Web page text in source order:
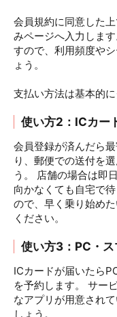
会員規約に同意した
みページへ入力しま
すので、利用頻度や
ょう。
支払い方法は基本的
使い方2：ICカー
会員登録が済んだら
り、郵便での送付を
う。 店舗の場合は即
向かなくても自宅で
ので、早く乗り始め
ください。
使い方3：PC・
ICカードが届いたら
を予約します。 サー
なアプリが用意され
しょう。